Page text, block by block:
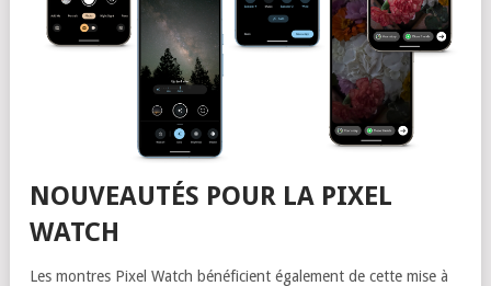
NOUVEAUTÉS POUR LA PIXEL
WATCH
Les montres Pixel Watch bénéficient également de cette mise à